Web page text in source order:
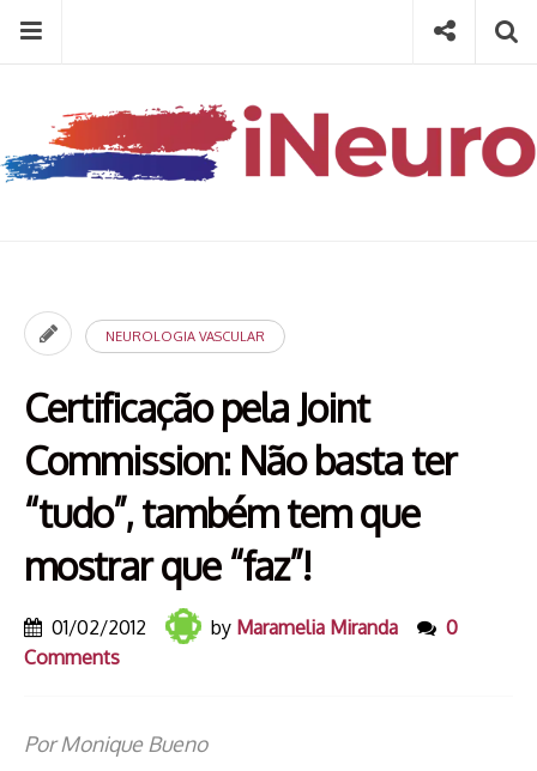
content
Menu
then
press
Type your search keyword, and press enter to search
Social
NEUROLOGIA VASCULAR
Certificação pela Joint
Commission: Não basta ter
“tudo”, também tem que
mostrar que “faz”!
01/02/2012 by Maramelia Miranda
0
Comments
Por Monique Bueno